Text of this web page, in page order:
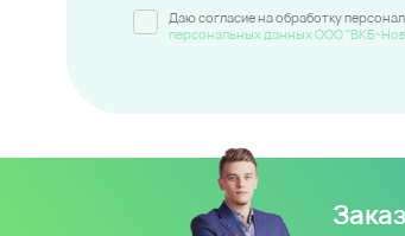
Даю согласие на обработку
персональных данных ООО "ВКБ-